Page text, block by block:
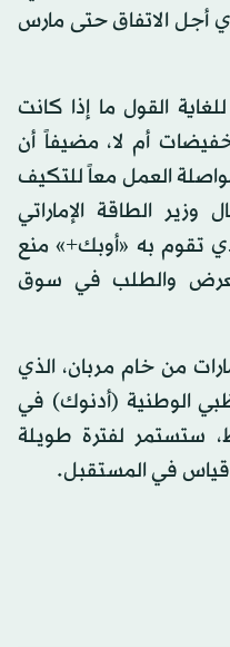
أجل الاتفاق حتى مارس
القول ما إذا كانت
أم لا، مضيفاً أن
العمل معاً للتكيف
الطاقة الإماراتي
تقوم به «أوبك+» منع
والطلب في سوق
من خام مربان، الذي
الوطنية (أدنوك) في
ستستمر لفترة طويلة
في المستقبل.